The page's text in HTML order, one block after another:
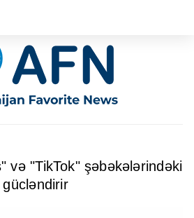
və "TikTok" şəbəkələrindəki